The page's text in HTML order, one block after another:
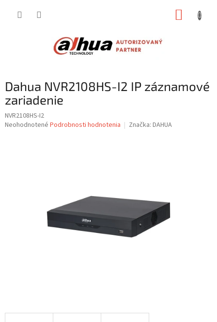
Dahua NVR2108HS-I2 IP záznamové
zariadenie
NVR2108HS-I2
Priemerné
Neohodnotené Podrobnosti hodnotenia Značka: DAHUA